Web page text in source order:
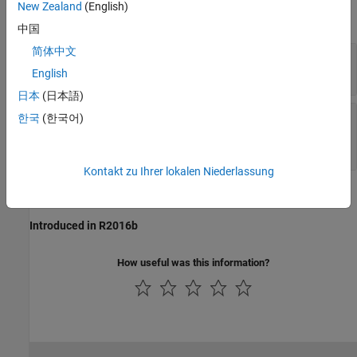
Switch
SW2
Sample time
Introduced in R2016b
How useful was this information?
New Zealand (English)
中国
简体中文
English
日本 (日本語)
한국 (한국어)
Kontakt zu Ihrer lokalen Niederlassung